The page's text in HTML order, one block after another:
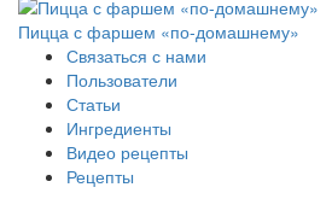
Пицца с фаршем «по-домашнему»
Связаться с нами
Пользователи
Статьи
Ингредиенты
Видео рецепты
Рецепты